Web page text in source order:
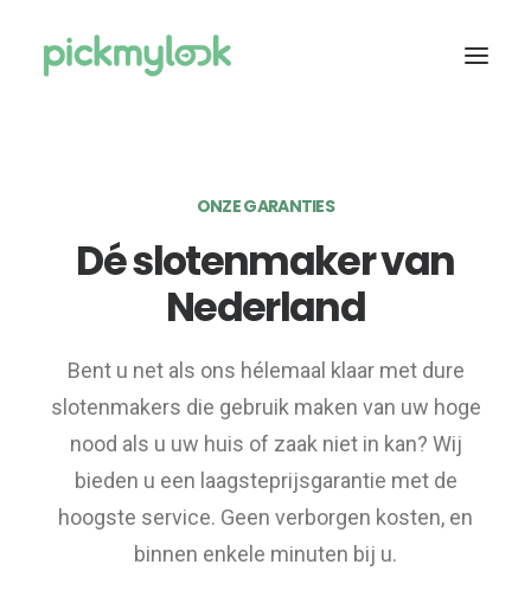
TARIEVEN
ONZE GARANTIES
Dé slotenmaker van
Nederland
Bent u net als ons hélemaal klaar met dure
slotenmakers die gebruik maken van uw hoge
nood als u uw huis of zaak niet in kan? Wij
bieden u een laagsteprijsgarantie met de
hoogste service. Geen verborgen kosten, en
binnen enkele minuten bij u.